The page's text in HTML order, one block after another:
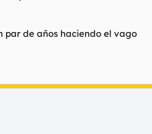
par de años haciendo el vago